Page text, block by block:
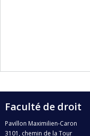
Faculté de droit
Pavillon Maximilien-Caron
3101, chemin de la Tour